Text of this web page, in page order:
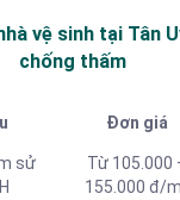
vệ sinh tại Tân
chống thấm
Đơn giá
sử
Từ 105.000
155.000 đ/